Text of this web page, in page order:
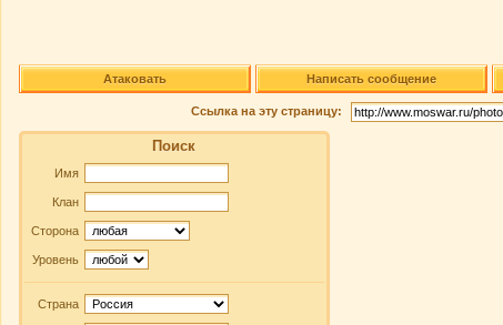
Атаковать Написать сообщение
Ссылка на эту страницу:
Поиск
Имя
Клан
Сторона
Уровень
Страна